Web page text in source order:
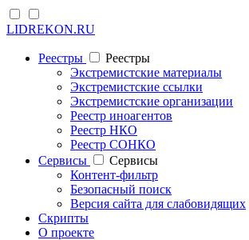
LIDREKON.RU
Реестры
Реестры
Экстремистские материалы
Экстремистские ссылки
Экстремистские организации
Реестр иноагентов
Реестр НКО
Реестр СОНКО
Cервисы
Cервисы
Контент-фильтр
Безопасный поиск
Версия сайта для слабовидящих
Скрипты
О проекте